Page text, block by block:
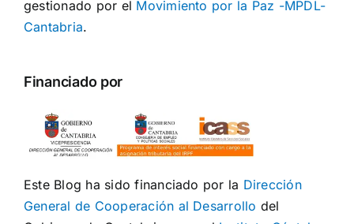
gestionado por el Movimiento por la Paz -MPDL-
Cantabria.
Financiado por
Este Blog ha sido financiado por la Dirección
General de Cooperación al Desarrollo del